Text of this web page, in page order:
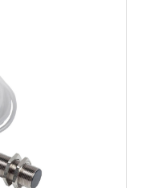
mA: <= 200 mA
sesuai dengan
IEC 60529, IP67